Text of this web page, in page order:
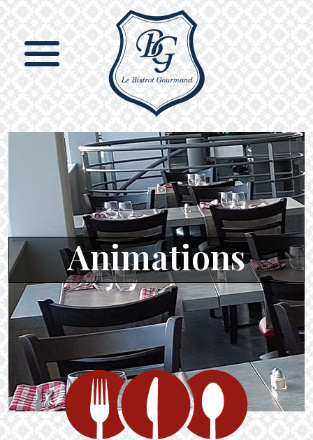
Animations